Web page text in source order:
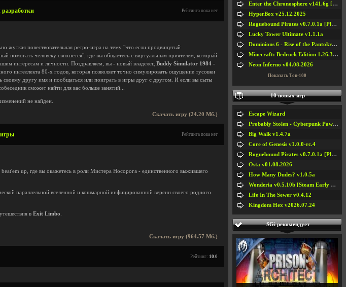
разработки Рейтинга пока нет
жуткая повествовательная ретро-игра на тему "что если продвинутый
помогать человеку свихнется", где вы общаетесь с виртуальным приятелем, который
интересам и личности. Поздравляем, вы - новый владелец Buddy Simulator 1984 -
интеллекта 80-х годов, которая позволяет точно симулировать ощущение тусовки
другу имя и пообщаться или поиграть в игры друг с другом. И если вы сыты
сможет найти для вас больше занятий...
не найден.
Скачать игру (24.20 Мб.)
Рейтинга пока нет
up, где вы окажетесь в роли Мистера Носорога - единственного выжившего
параллельной вселенной и кошмарной инфицированной версии своего родного
в Exit Limbo
Скачать игру (964.57 Мб.)
Рейтинг: 10.0
Enter the Chronosphere v141.6g [Steam Early Access]
HyperBox v25.12.2025
Roguebound Pirates v0.7.0.1a [Playtest]
Lucky Tower Ultimate v1.1.1a
Dominions 6 - Rise of the Pantokrator v6.35a
Minecraft: Bedrock Edition 1.26.33.1a / + TLauncher v2.89
Neon Inferno v04.08.2026
Показать Топ-100
10 новых игр
Escape Wizard
Probably Stolen - Cyberpunk Pawnshop Simulator v048c [Playtest]
Big Walk v1.4.7a
Core of Genesis v1.0.0-rc.4
Roguebound Pirates v0.7.0.1a [Playtest]
Osta v01.08.2026
How Many Dudes? v1.0.5a
Wonderia v0.5.10b [Steam Early Access]
Life In The Sewer v0.4.12
Kingdom Hex v2026.07.24
SGi рекомендует